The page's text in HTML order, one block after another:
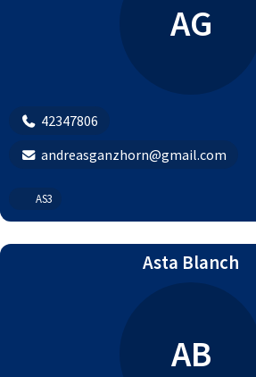
AG
42347806
andreasganzhorn@gmail.com
AS3
Asta Blanch
AB